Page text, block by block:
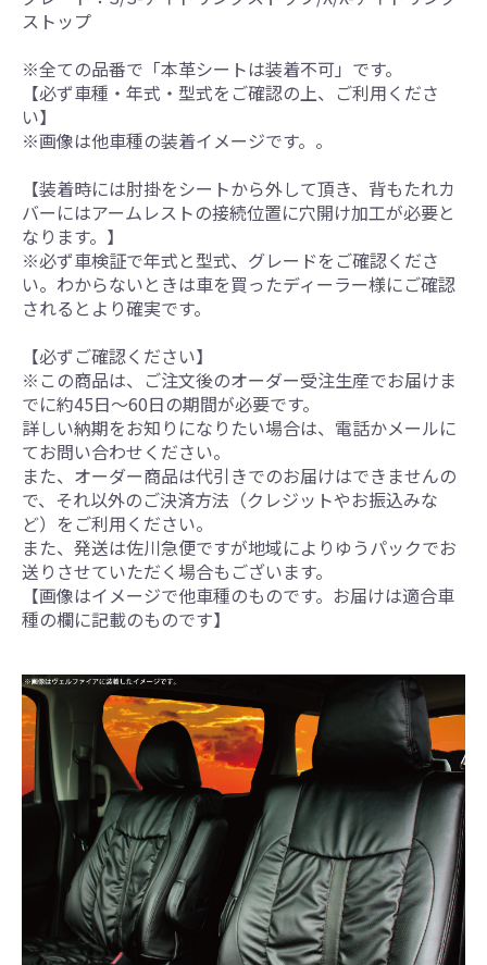
ストップ
※全ての品番で「本革シートは装着不可」です。
【必ず車種・年式・型式をご確認の上、ご利用くださ
い】
※画像は他車種の装着イメージです。。
【装着時には肘掛をシートから外して頂き、背もたれカ
バーにはアームレストの接続位置に穴開け加工が必要と
なります。】
※必ず車検証で年式と型式、グレードをご確認くださ
い。わからないときは車を買ったディーラー様にご確認
されるとより確実です。
【必ずご確認ください】
※この商品は、ご注文後のオーダー受注生産でお届けま
でに約45日～60日の期間が必要です。
詳しい納期をお知りになりたい場合は、電話かメールに
てお問い合わせください。
また、オーダー商品は代引きでのお届けはできませんの
で、それ以外のご決済方法（クレジットやお振込みな
ど）をご利用ください。
また、発送は佐川急便ですが地域によりゆうパックでお
送りさせていただく場合もございます。
【画像はイメージで他車種のものです。お届けは適合車
種の欄に記載のものです】